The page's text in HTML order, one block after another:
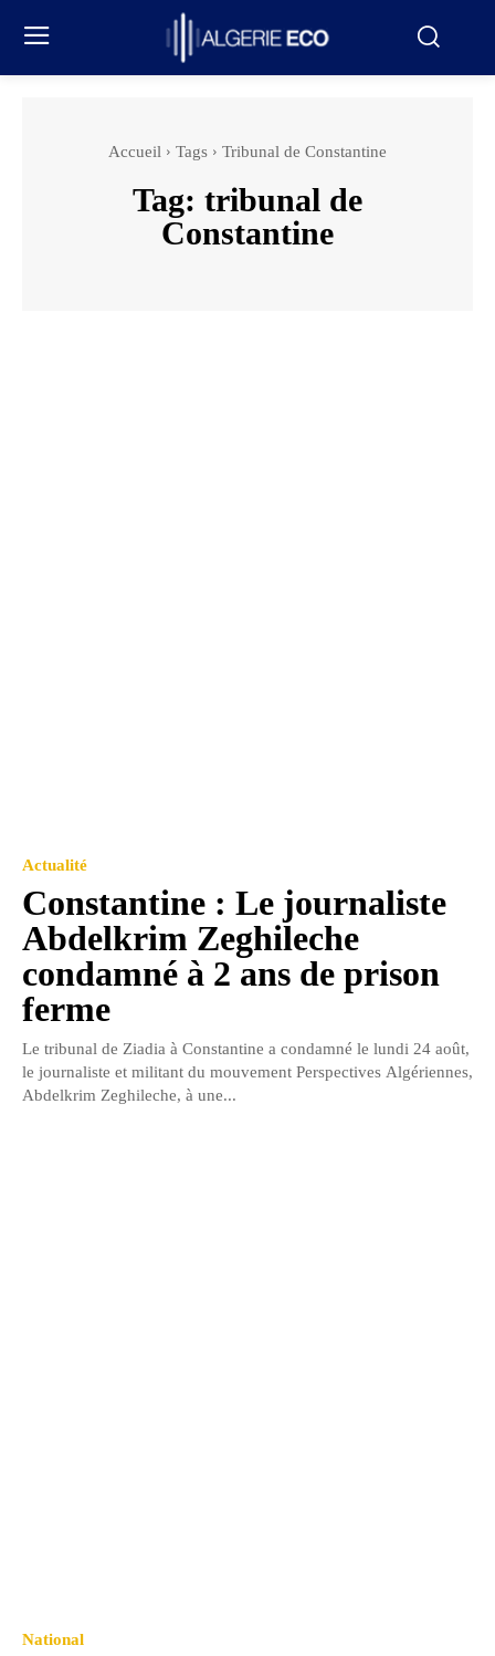
Accueil Tags Tribunal de Constantine
Tag: tribunal de
Constantine
Actualité
Constantine : Le journaliste
Abdelkrim Zeghileche
condamné à 2 ans de prison
ferme
Le tribunal de Ziadia à Constantine a condamné le lundi 24 août,
le journaliste et militant du mouvement Perspectives Algériennes,
Abdelkrim Zeghileche, à une...
National